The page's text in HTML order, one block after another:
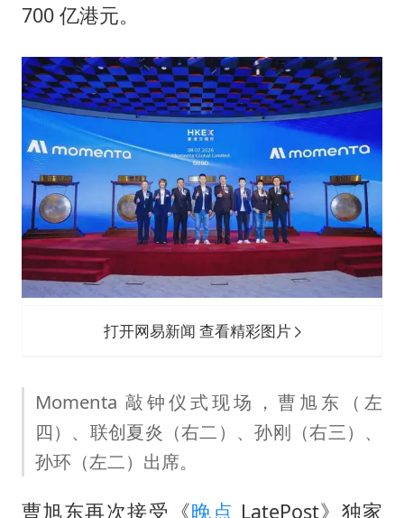
700 亿港元。
打开网易新闻 查看精彩图片
Momenta 敲钟仪式现场，曹旭东（左
四）、联创夏炎（右二）、孙刚（右三）、
孙环（左二）出席。
曹旭东再次接受《晚点 LatePost》独家